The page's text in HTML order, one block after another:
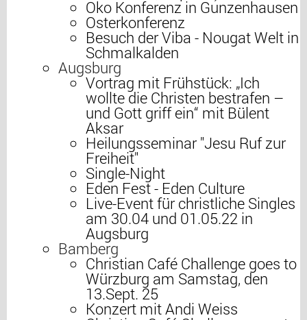
Oko Konferenz in Gunzenhausen
Osterkonferenz
Besuch der Viba - Nougat Welt in
Schmalkalden
Augsburg
Vortrag mit Frühstück: „Ich
wollte die Christen bestrafen –
und Gott griff ein“ mit Bülent
Aksar
Heilungsseminar "Jesu Ruf zur
Freiheit"
Single-Night
Eden Fest - Eden Culture
Live-Event für christliche Singles
am 30.04 und 01.05.22 in
Augsburg
Bamberg
Christian Café Challenge goes to
Würzburg am Samstag, den
13.Sept. 25
Konzert mit Andi Weiss